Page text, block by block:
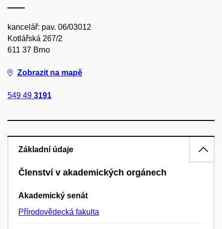
kancelář: pav. 06/03012
Kotlářská 267/2
611 37 Brno
Zobrazit na mapě
549 49 3191
Základní údaje
Členství v akademických orgánech
Akademický senát
Přírodovědecká fakulta